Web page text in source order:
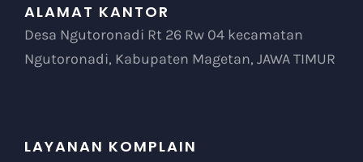
ALAMAT KANTOR
Desa Ngutoronadi Rt 26 Rw 04 kecamatan
Ngutoronadi, Kabupaten Magetan, JAWA TIMUR
LAYANAN KOMPLAIN